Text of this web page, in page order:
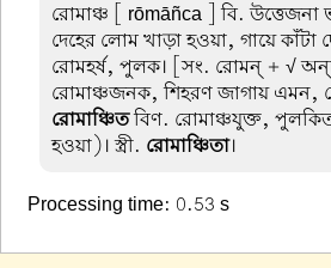
রোমাঞ্চ [ rōmāñca ] বি. উত্তেজনা
দেহের লোম খাড়া হওয়া, গায়ে কাঁটা
রোমহর্ষ, পুলক। [সং. রোমন্ + √
রোমাঞ্চজনক, শিহরণ জাগায় এমন,
রোমাঞ্চিতবিণ. রোমাঞ্চযুক্ত,
হওয়া)। স্ত্রী. রোমাঞ্চিতা।
Processing time: 0.53 s